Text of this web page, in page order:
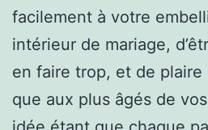
facilement à votre
intérieur de mariage,
en faire trop, et de plaire
que aux plus âgés de